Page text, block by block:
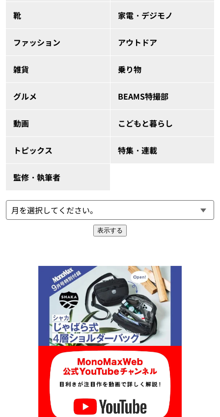
靴 家電・デジモノ
ファッション アウトドア
雑貨 乗り物
グルメ BEAMS特撮部
動画 こどもと暮らし
トピックス 特集・連載
監修・執筆者
表示する